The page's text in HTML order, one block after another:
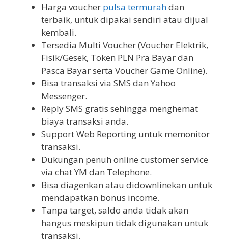
Harga voucher pulsa termurahdan
terbaik, untuk dipakai sendiri atau dijual
kembali.
Tersedia Multi Voucher (Voucher Elektrik,
Fisik/Gesek, Token PLN Pra Bayar dan
Pasca Bayar serta Voucher Game Online).
Bisa transaksi via SMS dan Yahoo
Messenger.
Reply SMS gratis sehingga menghemat
biaya transaksi anda.
Support Web Reporting untuk memonitor
transaksi.
Dukungan penuh online customer service
via chat YM dan Telephone.
Bisa diagenkan atau didownlinekan untuk
mendapatkan bonus income.
Tanpa target, saldo anda tidak akan
hangus meskipun tidak digunakan untuk
transaksi.